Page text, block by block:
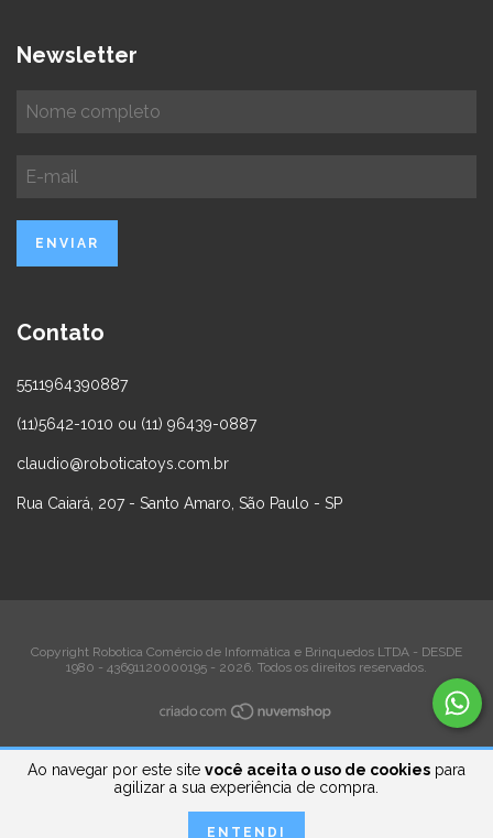
Ao navegar por este site você aceita o uso de cookies para
agilizar a sua experiência de compra.
ENTENDI
Newsletter
Contato
5511964390887
(11)5642-1010 ou (11) 96439-0887
claudio@roboticatoys.com.br
Rua Caiará, 207 - Santo Amaro, São Paulo - SP
Copyright Robotica Comércio de Informática e Brinquedos LTDA - DESDE
1980 - 43691120000195 - 2026. Todos os direitos reservados.